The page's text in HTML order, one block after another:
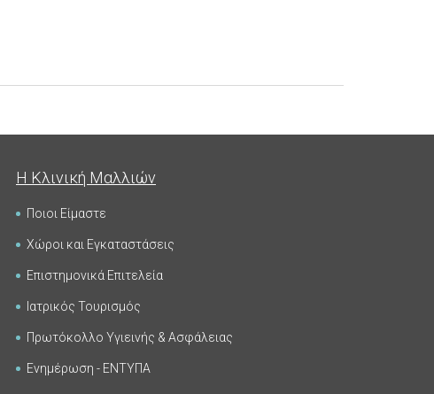
Η Κλινική Μαλλιών
Ποιοι Είμαστε
Χώροι και Εγκαταστάσεις
Επιστημονικά Επιτελεία
Ιατρικός Τουρισμός
Πρωτόκολλο Υγιεινής & Ασφάλειας
Ενημέρωση - ΕΝΤΥΠΑ